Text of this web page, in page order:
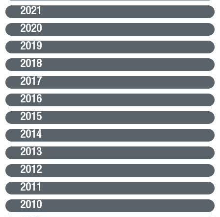
2021
2020
2019
2018
2017
2016
2015
2014
2013
2012
2011
2010